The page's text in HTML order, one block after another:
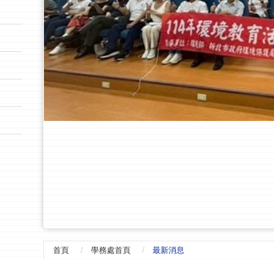
首頁 學務處首頁 最新消息